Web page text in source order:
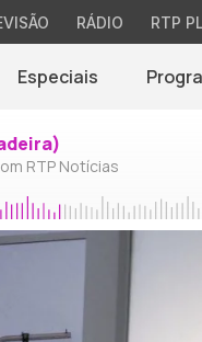
RÁDIO RTP
Especiais
RTP Notícias